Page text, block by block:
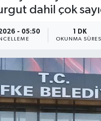
dahil çok
- 05:50 1 DK
OKUNMA SÜRESI